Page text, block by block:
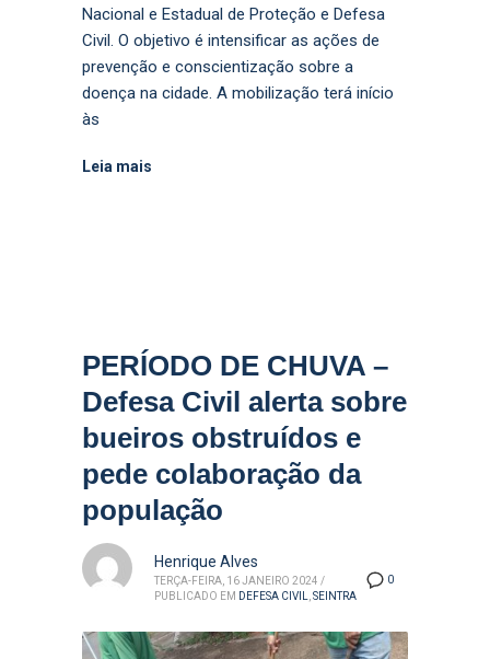
Nacional e Estadual de Proteção e Defesa
Civil. O objetivo é intensificar as ações de
prevenção e conscientização sobre a
doença na cidade. A mobilização terá início
às
Leia mais
PERÍODO DE CHUVA –
Defesa Civil alerta sobre
bueiros obstruídos e
pede colaboração da
população
0
Henrique Alves
TERÇA-FEIRA, 16 JANEIRO 2024 /
PUBLICADO EM DEFESA CIVIL,SEINTRA